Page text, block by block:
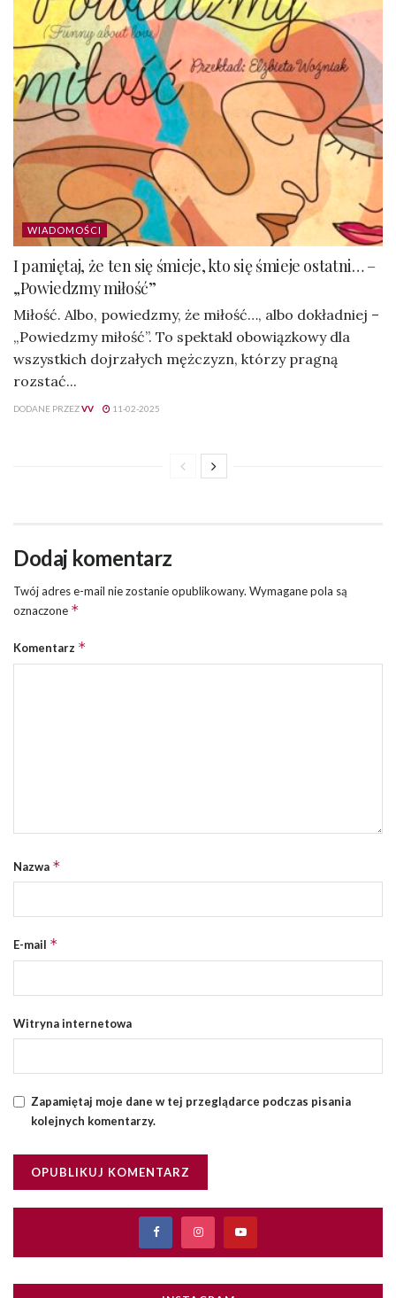
WIADOMOŚCI
I pamiętaj, że ten się śmieje, kto się śmieje ostatni… –
„Powiedzmy miłość”
Miłość. Albo, powiedzmy, że miłość…, albo dokładniej –
„Powiedzmy miłość”. To spektakl obowiązkowy dla
wszystkich dojrzałych mężczyzn, którzy pragną
rozstać...
DODANE PRZEZVV 11-02-2025
Dodaj komentarz
Twój adres e-mail nie zostanie opublikowany. Wymagane pola są
oznaczone *
Komentarz *
Nazwa *
E-mail *
Witryna internetowa
Zapamiętaj moje dane w tej przeglądarce podczas pisania
kolejnych komentarzy.